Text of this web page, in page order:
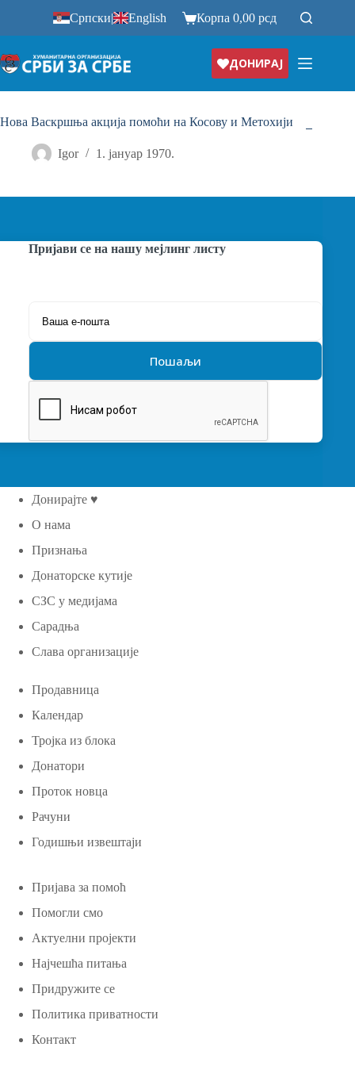
Српски| English Корпа0,00рсд
ДОНИРАЈ
Нова Васкршња акција помоћи на Косову и Метохији
Igor 1. јануар 1970.
Пријави се на нашу мејлинг листу
Донирајте ♥
О нама
Признања
Донаторске кутије
СЗС у медијама
Сарадња
Слава организације
Продавница
Календар
Тројка из блока
Донатори
Проток новца
Рачуни
Годишњи извештаји
Пријава за помоћ
Помогли смо
Актуелни пројекти
Најчешћа питања
Придружите се
Политика приватности
Контакт